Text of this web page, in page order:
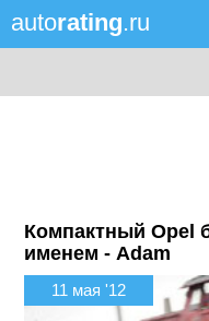
autorating.ru
Компактный Opel
именем - Adam
11 мая '12